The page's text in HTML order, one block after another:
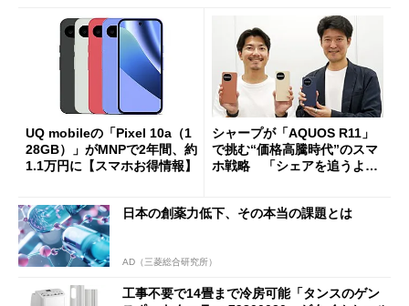
UQ mobileの「Pixel 10a（1
28GB）」がMNPで2年間、約
1.1万円に【スマホお得情報】
シャープが「AQUOS R11」
で挑む“価格高騰時代”のスマ
ホ戦略 「シェアを追うより
日本の創薬力低下、その本当の課題とは
AD（三菱総合研究所）
工事不要で14畳まで冷房可能「タンスのゲン